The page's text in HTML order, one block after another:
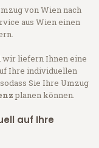
von Wien nach
aus Wien einen
wir liefern Ihnen eine
Ihre individuellen
Sie Ihre Umzug
planen können.
auf Ihre